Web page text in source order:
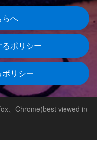
らへ
ポリシー
リシー
、Chrome(best viewed in